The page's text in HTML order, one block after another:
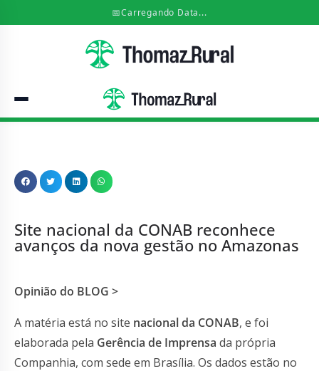
📅Carregando Data...
Site nacional da CONAB reconhece
avanços da nova gestão no Amazonas
Opinião do BLOG >
A matéria está no site nacional da CONAB, e foi
elaborada pela Gerência de Imprensa da própria
Companhia, com sede em Brasília. Os dados estão no